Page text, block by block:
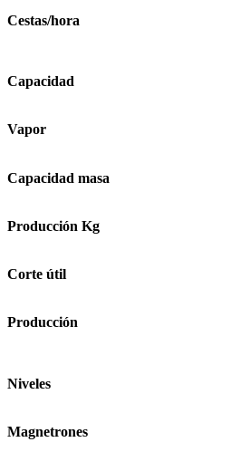
Cestas/hora
Capacidad
Vapor
Capacidad masa
Producción Kg
Corte útil
Producción
Niveles
Magnetrones